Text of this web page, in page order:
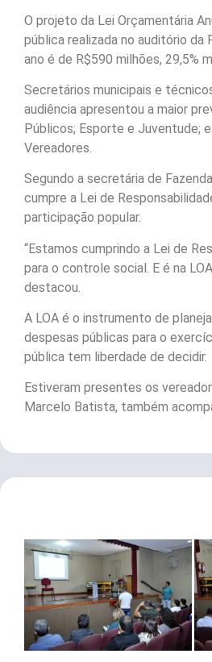
O projeto da Lei Orçamentária
pública realizada no auditório
ano é de R$590 milhões, 29,5%
Secretários municipais e
audiência apresentou a maior
Públicos; Esporte e Juventude;
Vereadores.
Segundo a secretária de
cumpre a Lei de
participação popular.
“Estamos cumprindo a Lei de
para o controle social. E é na
destacou.
A LOA é o instrumento de
despesas públicas para o
pública tem liberdade de decidir.
Estiveram presentes os
Marcelo Batista, também